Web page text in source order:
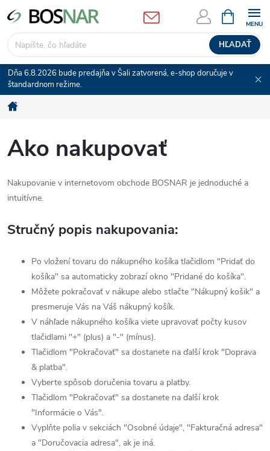
Prejsť
na
obsah
HĽADAŤ
KOŠÍK
Dňa 6.8.2026 bude predajňa v Šali zatvorená, e-shop doručuje v
štandardnom režime.
Domov
Ako nakupovať
Nakupovanie v internetovom obchode BOSNAR je jednoduché a
intuitívne.
Stručný popis nakupovania:
Po vložení tovaru do nákupného košíka tlačidlom "Pridať do
košíka" sa automaticky zobrazí okno "Pridané do košíka".
Môžete pokračovať v nákupe alebo stlačte "Nákupný košik" a
presmeruje Vás na Váš nákupný košík.
V náhľade nákupného košíka viete upravovať počty kusov
tlačidlami "+" (plus) a "-" (mínus).
Tlačidlom "Pokračovať" sa dostanete na ďalší krok "Doprava
& platba".
Vyberte spôsob doručenia tovaru a platby.
Tlačidlom "Pokračovať" sa dostanete na ďalší krok
"Informácie o Vás".
Vyplňte polia v sekciách "Osobné údaje", "Fakturačná adresa"
a "Doručovacia adresa", ak je iná.